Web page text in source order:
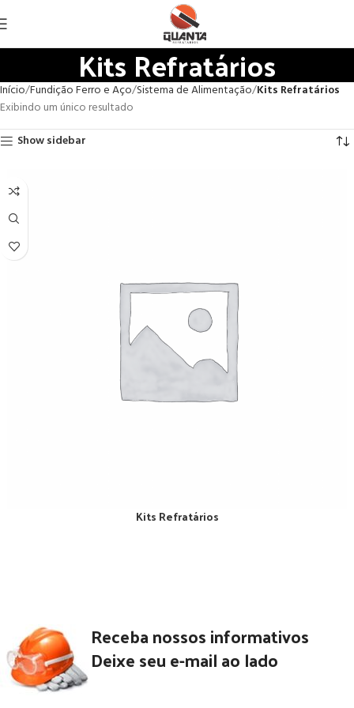
Kits Refratários
Início Fundição Ferro e Aço Sistema de Alimentação Kits Refratários
Exibindo um único resultado
Show sidebar
Kits Refratários
Receba nossos informativos
Deixe seu e-mail ao lado